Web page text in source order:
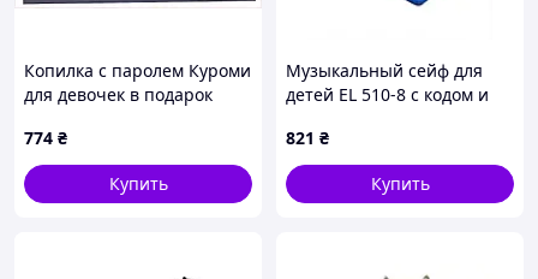
Копилка с паролем Куроми
для девочек в подарок
774 ₴
Купить
Музыкальный сейф для
детей EL 510-8 с кодом и
821 ₴
Купить